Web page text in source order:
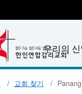
우리의
교회 찾기